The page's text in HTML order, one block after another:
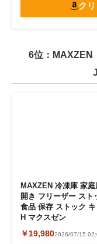
ク
6位：MAXZEN
MAXZEN 冷凍庫 家
開き フリーザー ス
食品 保存 ストック
H マクスゼン
￥19,9802026/07/15